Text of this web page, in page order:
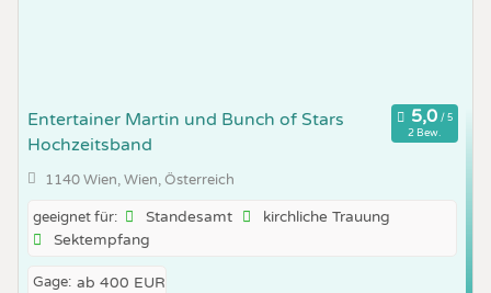
Entertainer Martin und Bunch of Stars
Hochzeitsband
2 Bew.
1140 Wien, Wien, Österreich
geeignet für: Standesamt
kirchliche Trauung
Sektempfang
Gage: ab 400 EUR